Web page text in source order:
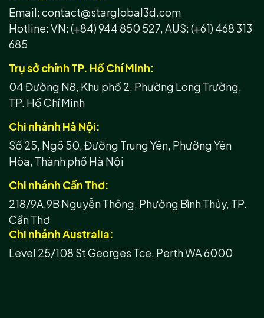
Email: contact@starglobal3d.com
Hotline:VN: (+84) 944 850 527,AUS: (+61) 468 313
685
Trụ sở chính TP. Hồ Chí Minh:
04 Đường N8, Khu phố 2, Phường Long Trường,
TP. Hồ Chí Minh
Chi nhánh Hà Nội:
Số 25, Ngõ 50, Đường Trung Yên, Phường Yên
Hòa, Thành phố Hà Nội
Chi nhánh Cần Thơ:
218/9A,9B Nguyễn Thông, Phường Bình Thủy, TP.
Cần Thơ
Chi nhánh Australia:
Level 25/108 St Georges Tce, Perth WA 6000